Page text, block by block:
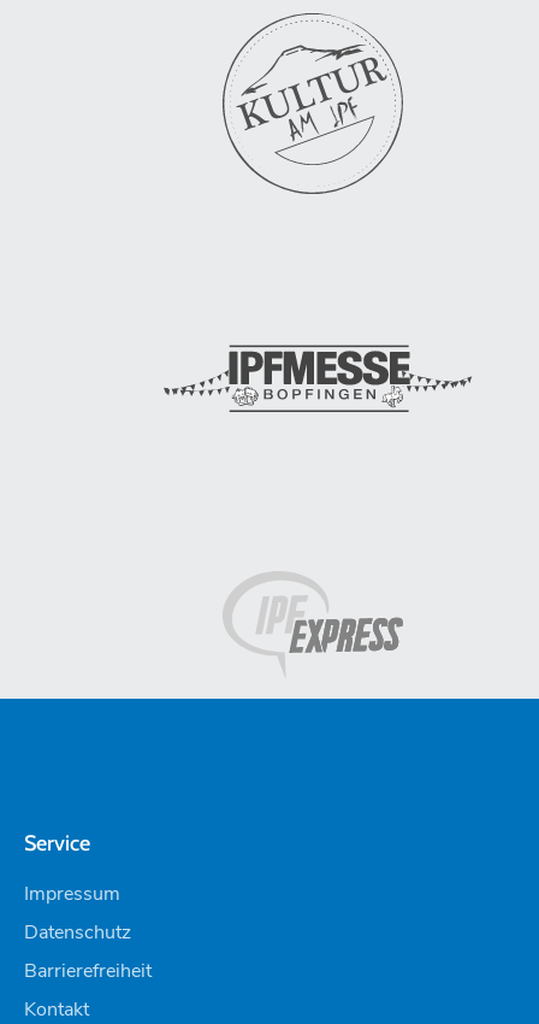
Service
Impressum
Datenschutz
Barrierefreiheit
Kontakt